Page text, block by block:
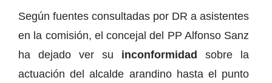
Según fuentes consultadas por DR a asistentes
en la comisión, el concejal del PP Alfonso Sanz
ha dejado ver su inconformidad sobre la
actuación del alcalde arandino hasta el punto